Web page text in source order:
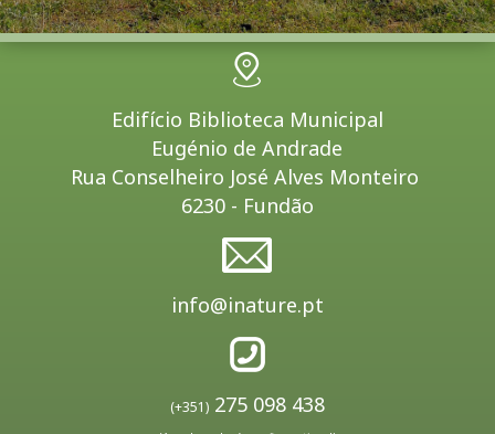
Edifício Biblioteca Municipal
Eugénio de Andrade
Rua Conselheiro José Alves Monteiro
6230 - Fundão
info@inature.pt
(+351) 275 098 438